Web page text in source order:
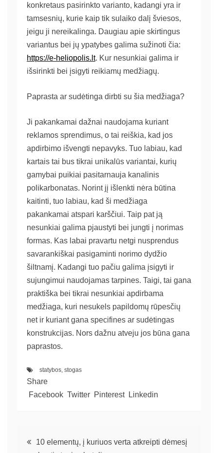
konkretaus pasirinkto varianto, kadangi yra ir
tamsesnių, kurie kaip tik sulaiko dalį šviesos,
jeigu ji nereikalinga. Daugiau apie skirtingus
variantus bei jų ypatybes galima sužinoti čia:
https://e-heliopolis.lt. Kur nesunkiai galima ir
išsirinkti bei įsigyti reikiamų medžiagų.
Paprasta ar sudėtinga dirbti su šia medžiaga?
Ji pakankamai dažnai naudojama kuriant
reklamos sprendimus, o tai reiškia, kad jos
apdirbimo išvengti nepavyks. Tuo labiau, kad
kartais tai bus tikrai unikalūs variantai, kurių
gamybai puikiai pasitarnauja kanalinis
polikarbonatas. Norint jį išlenkti nėra būtina
kaitinti, tuo labiau, kad ši medžiaga
pakankamai atspari karščiui. Taip pat ją
nesunkiai galima pjaustyti bei jungti į norimas
formas. Kas labai pravartu netgi nusprendus
savarankiškai pasigaminti norimo dydžio
šiltnamį. Kadangi tuo pačiu galima įsigyti ir
sujungimui naudojamas tarpines. Taigi, tai gana
praktiška bei tikrai nesunkiai apdirbama
medžiaga, kuri nesukels papildomų rūpesčių
net ir kuriant gana specifines ar sudėtingas
konstrukcijas. Nors dažnu atveju jos būna gana
paprastos.
statybos, stogas
Share
Facebook Twitter Pinterest Linkedin
10 elementų, į kuriuos verta atkreipti dėmesį